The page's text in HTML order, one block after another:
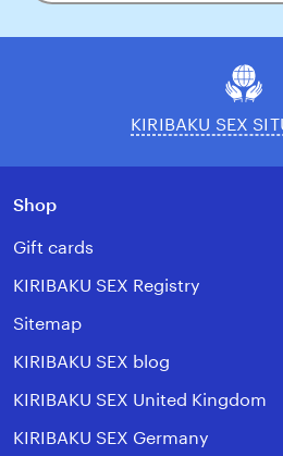
your
KIRIBAKU SEX
Shop
Gift cards
KIRIBAKU SEX Registry
Sitemap
KIRIBAKU SEX blog
KIRIBAKU SEX United Kingdom
KIRIBAKU SEX Germany